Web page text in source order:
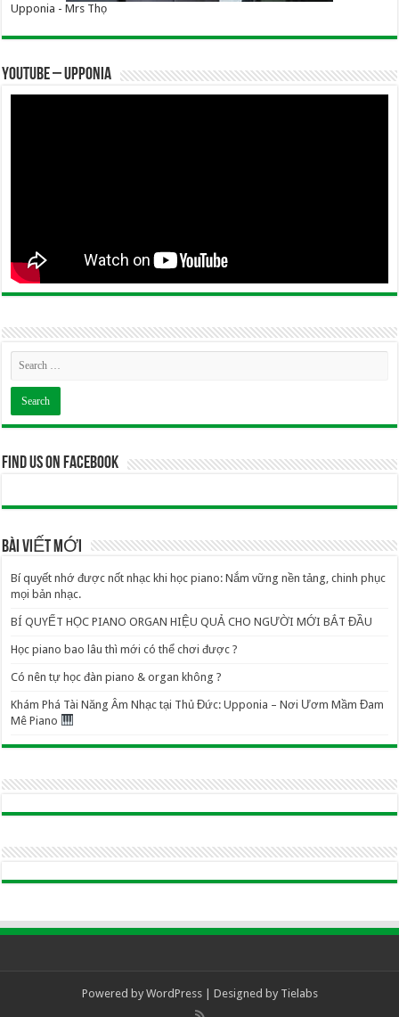
Upponia - Mrs Thọ
YOUTUBE – UPPONIA
Find us on Facebook
BÀI VIẾT MỚI
Bí quyết nhớ được nốt nhạc khi học piano: Nắm vững nền tảng, chinh phục
mọi bản nhạc.
BÍ QUYẾT HỌC PIANO ORGAN HIỆU QUẢ CHO NGƯỜI MỚI BẮT ĐẦU
Học piano bao lâu thì mới có thể chơi được ?
Có nên tự học đàn piano & organ không ?
Khám Phá Tài Năng Âm Nhạc tại Thủ Đức: Upponia – Nơi Ươm Mầm Đam
Mê Piano
Powered by WordPress| Designed by Tielabs